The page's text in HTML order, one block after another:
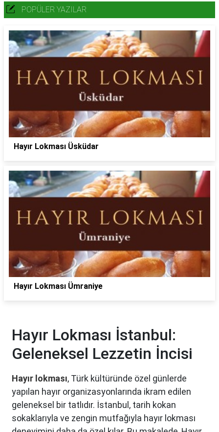
POPÜLER YAZILAR
Hayır Lokması Üsküdar
Hayır Lokması Ümraniye
Hayır Lokması İstanbul:
Geleneksel Lezzetin İncisi
Hayır lokması, Türk kültüründe özel günlerde
yapılan hayır organizasyonlarında ikram edilen
geleneksel bir tatlıdır. İstanbul, tarih kokan
sokaklarıyla ve zengin mutfağıyla hayır lokması